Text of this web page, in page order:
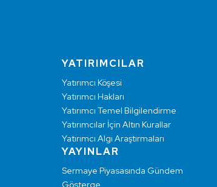
YATIRIMCILAR
Yatırımcı Köşesi
Yatırımcı Hakları
Yatırımcı Temel Bilgilendirme
Yatırımcılar İçin Altın Kurallar
Yatırımcı Algı Araştırmaları
YAYINLAR
Sermaye Piyasasında Gündem
Gösterge